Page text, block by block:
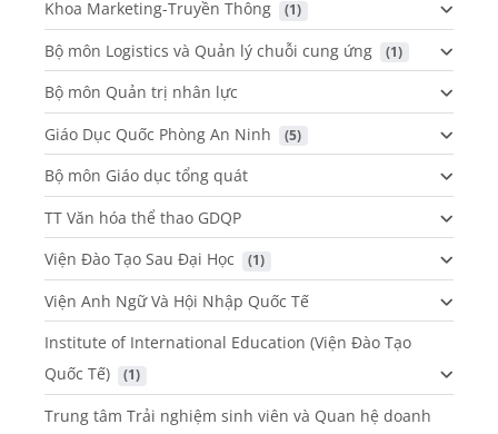
Khoa Marketing-Truyền Thông (1)
Bộ môn Logistics và Quản lý chuỗi cung ứng (1)
Bộ môn Quản trị nhân lực
Giáo Dục Quốc Phòng An Ninh
(5)
Bộ môn Giáo dục tổng quát
TT Văn hóa thể thao GDQP
Viện Đào Tạo Sau Đại Học
(1)
Viện Anh Ngữ Và Hội Nhập Quốc Tế
Institute of International Education (Viện Đào Tạo
Quốc Tế)
(1)
Trung tâm Trải nghiệm sinh viên và Quan hệ doanh